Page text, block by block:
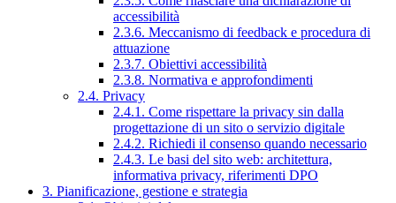
accessibilità
2.3.6. Meccanismo di feedback e procedura di
attuazione
2.3.7. Obiettivi accessibilità
2.3.8. Normativa e approfondimenti
2.4. Privacy
2.4.1. Come rispettare la privacy sin dalla
progettazione di un sito o servizio digitale
2.4.2. Richiedi il consenso quando necessario
2.4.3. Le basi del sito web: architettura,
informativa privacy, riferimenti DPO
3. Pianificazione, gestione e strategia